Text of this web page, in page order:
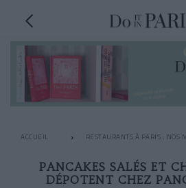
ACCUEIL RESTAURANTS À PARIS : NOS
PANCAKES SALÉS ET
DÉPOTENT CHEZ